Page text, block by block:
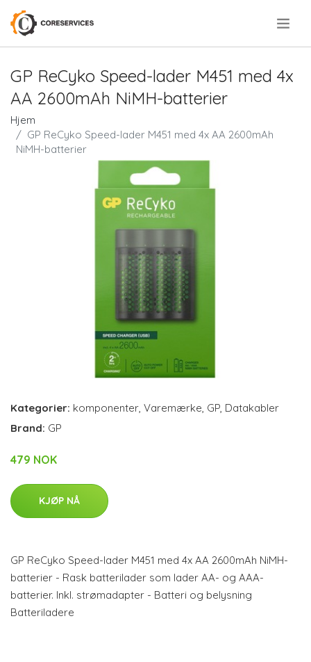
GP ReCyko Speed-lader M451 med 4x
AA 2600mAh NiMH-batterier
Hjem
GP ReCyko Speed-lader M451 med 4x AA 2600mAh
NiMH-batterier
Kategorier: komponenter Varemærke GP Datakabler
Brand: GP
479 NOK
KJØP NÅ
GP ReCyko Speed-lader M451 med 4x AA 2600mAh NiMH-
batterier - Rask batterilader som lader AA- og AAA-
batterier. Inkl. strømadapter - Batteri og belysning
Batteriladere